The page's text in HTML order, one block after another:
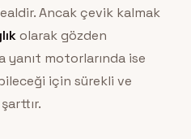
Ancak çevik kalmak
olarak gözden
yanıt motorlarında ise
için sürekli ve